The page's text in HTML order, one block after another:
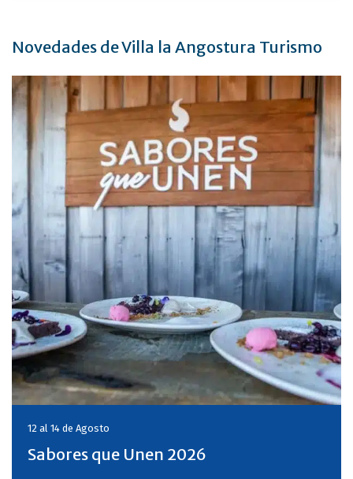
Novedades de Villa la Angostura Turismo
12 al 14 de Agosto
Sabores que Unen 2026